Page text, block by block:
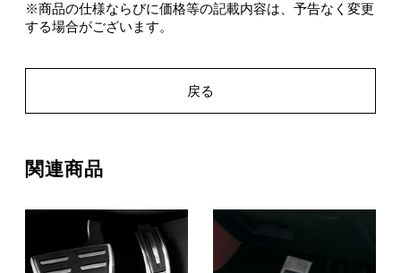
※商品の仕様ならびに価格等の記載内容は、予告なく変更
する場合がございます。
戻る
関連商品